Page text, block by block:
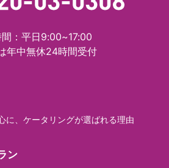
間：平日9:00~17:00
年中無休24時間受付
に、ケータリングが選ばれる理由
ン